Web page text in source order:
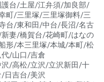
台/土屋/江弁須/加良部/
町/三里塚/三里塚御料/三
台/東和田/中台/長沼/名古
妻/橋賀台/花崎町/はなの
形/本三里塚/本城/本町/松
/山口/吉倉
/高松/立沢/立沢新田/十
日吉台/美沢